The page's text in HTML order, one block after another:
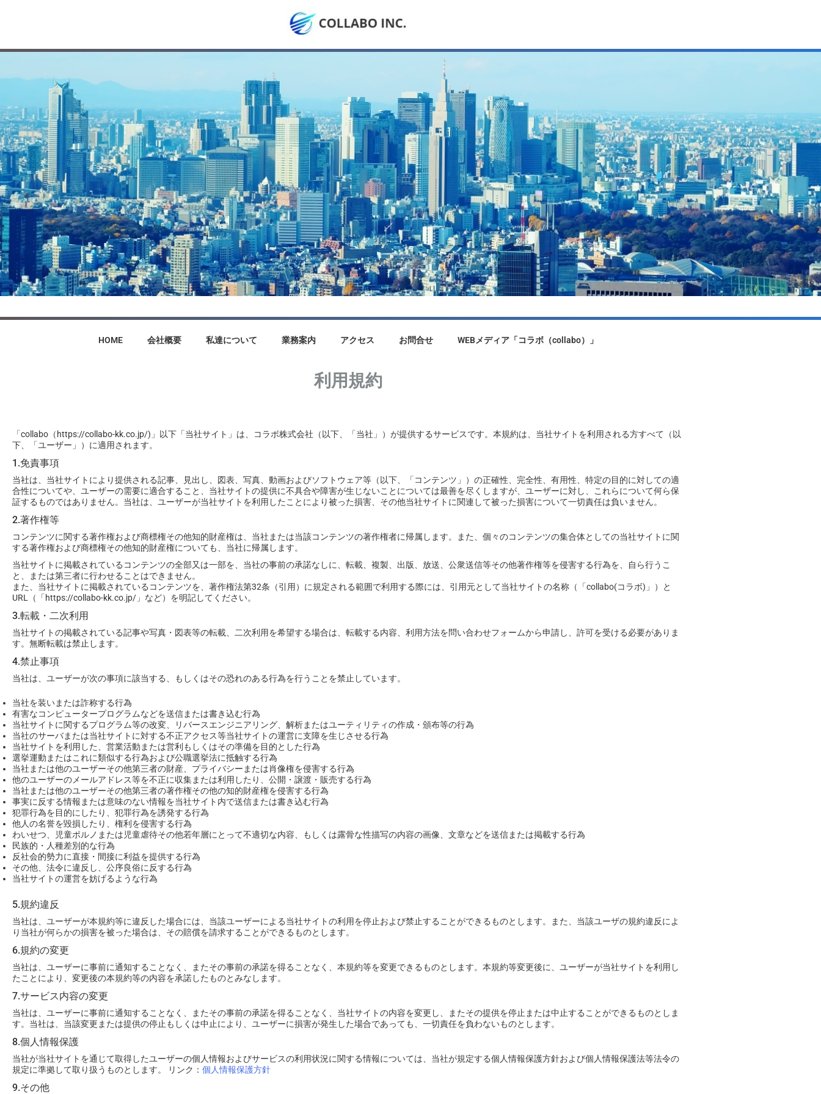
HOME 会社概要 私達について 業務案内 アクセス お問合せ WEBメディア「コラボ（collabo）」
利用規約
「collabo（https://collabo-kk.co.jp/)」以下「当社サイト」は、コラボ株式会社（以下、「当社」）が提供するサービスです。本規約は、当社サイトを利用される方すべて（以
下、「ユーザー」）に適用されます。
1.免責事項
当社は、当社サイトにより提供される記事、見出し、図表、写真、動画およびソフトウェア等（以下、「コンテンツ」）の正確性、完全性、有用性、特定の目的に対しての適
合性についてや、ユーザーの需要に適合すること、当社サイトの提供に不具合や障害が生じないことについては最善を尽くしますが、ユーザーに対し、これらについて何ら保
証するものではありません。当社は、ユーザーが当社サイトを利用したことにより被った損害、その他当社サイトに関連して被った損害について一切責任は負いません。
2.著作権等
コンテンツに関する著作権および商標権その他知的財産権は、当社または当該コンテンツの著作権者に帰属します。また、個々のコンテンツの集合体としての当社サイトに関
する著作権および商標権その他知的財産権についても、当社に帰属します。
当社サイトに掲載されているコンテンツの全部又は一部を、当社の事前の承諾なしに、転載、複製、出版、放送、公衆送信等その他著作権等を侵害する行為を、自ら行うこ
と、または第三者に行わせることはできません。
また、当社サイトに掲載されているコンテンツを、著作権法第32条（引用）に規定される範囲で利用する際には、引用元として当社サイトの名称（「collabo(コラボ)」）と
URL（「https://collabo-kk.co.jp/」など）を明記してください。
3.転載・二次利用
当社サイトの掲載されている記事や写真・図表等の転載、二次利用を希望する場合は、転載する内容、利用方法を問い合わせフォームから申請し、許可を受ける必要がありま
す。無断転載は禁止します。
4.禁止事項
当社は、ユーザーが次の事項に該当する、もしくはその恐れのある行為を行うことを禁止しています。
当社を装いまたは詐称する行為
有害なコンピュータープログラムなどを送信または書き込む行為
当社サイトに関するプログラム等の改変、リバースエンジニアリング、解析またはユーティリティの作成・頒布等の行為
当社のサーバまたは当社サイトに対する不正アクセス等当社サイトの運営に支障を生じさせる行為
当社サイトを利用した、営業活動または営利もしくはその準備を目的とした行為
選挙運動またはこれに類似する行為および公職選挙法に抵触する行為
当社または他のユーザーその他第三者の財産、プライバシーまたは肖像権を侵害する行為
他のユーザーのメールアドレス等を不正に収集または利用したり、公開・譲渡・販売する行為
当社または他のユーザーその他第三者の著作権その他の知的財産権を侵害する行為
事実に反する情報または意味のない情報を当社サイト内で送信または書き込む行為
犯罪行為を目的にしたり、犯罪行為を誘発する行為
他人の名誉を毀損したり、権利を侵害する行為
わいせつ、児童ポルノまたは児童虐待その他若年層にとって不適切な内容、もしくは露骨な性描写の内容の画像、文章などを送信または掲載する行為
民族的・人種差別的な行為
反社会的勢力に直接・間接に利益を提供する行為
その他、法令に違反し、公序良俗に反する行為
当社サイトの運営を妨げるような行為
5.規約違反
当社は、ユーザーが本規約等に違反した場合には、当該ユーザーによる当社サイトの利用を停止および禁止することができるものとします。また、当該ユーザの規約違反によ
り当社が何らかの損害を被った場合は、その賠償を請求することができるものとします。
6.規約の変更
当社は、ユーザーに事前に通知することなく、またその事前の承諾を得ることなく、本規約等を変更できるものとします。本規約等変更後に、ユーザーが当社サイトを利用し
たことにより、変更後の本規約等の内容を承諾したものとみなします。
7.サービス内容の変更
当社は、ユーザーに事前に通知することなく、またその事前の承諾を得ることなく、当社サイトの内容を変更し、またその提供を停止または中止することができるものとしま
す。当社は、当該変更または提供の停止もしくは中止により、ユーザーに損害が発生した場合であっても、一切責任を負わないものとします。
8.個人情報保護
当社が当社サイトを通じて取得したユーザーの個人情報およびサービスの利用状況に関する情報については、当社が規定する個人情報保護方針および個人情報保護法等法令の
規定に準拠して取り扱うものとします。 リンク： 個人情報保護方針
9.その他